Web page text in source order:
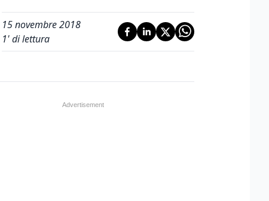
15 novembre 2018
1' di lettura